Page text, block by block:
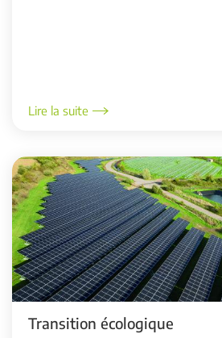
Lire la suite
Transition écologique